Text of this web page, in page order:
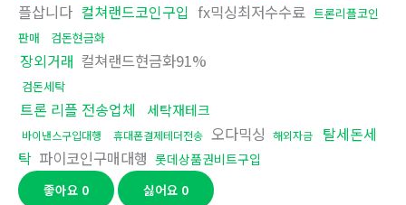
플삽니다 컬쳐랜드코인구입 fx믹싱최저수수료 트론리플코인
판매
검돈현금화
장외거래 컬쳐랜드현금화91%
검돈세탁
트론 리플 전송업체 세탁재테크
바이낸스구입대행 휴대폰결제테더전송 오다믹싱 해외자금
탈세돈세
탁 파이코인구매대행 롯데상품권비트구입
좋아요 0 싫어요 0